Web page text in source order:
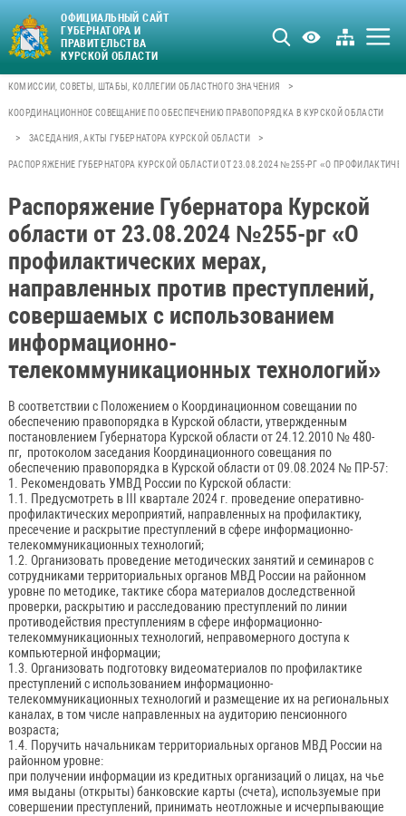
ОФИЦИАЛЬНЫЙ САЙТ
ГУБЕРНАТОРА И
ПРАВИТЕЛЬСТВА
КУРСКОЙ ОБЛАСТИ
КОМИССИИ, СОВЕТЫ, ШТАБЫ, КОЛЛЕГИИ ОБЛАСТНОГО ЗНАЧЕНИЯ >
КООРДИНАЦИОННОЕ СОВЕЩАНИЕ ПО ОБЕСПЕЧЕНИЮ ПРАВОПОРЯДКА В КУРСКОЙ ОБЛАСТИ
> ЗАСЕДАНИЯ, АКТЫ ГУБЕРНАТОРА КУРСКОЙ ОБЛАСТИ >
РАСПОРЯЖЕНИЕ ГУБЕРНАТОРА КУРСКОЙ ОБЛАСТИ ОТ 23.08.2024 №255-РГ «О
Распоряжение Губернатора Курской
области от 23.08.2024 №255-рг «О
профилактических мерах,
направленных против преступлений,
совершаемых с использованием
информационно-
телекоммуникационных технологий»
В соответствии с Положением о Координационном совещании по
обеспечению правопорядка в Курской области, утвержденным
постановлением Губернатора Курской области от 24.12.2010 № 480-
пг, протоколом заседания Координационного совещания по
обеспечению правопорядка в Курской области от 09.08.2024 № ПР-57:
1. Рекомендовать УМВД России по Курской области:
1.1. Предусмотреть в III квартале 2024 г. проведение оперативно-
профилактических мероприятий, направленных на профилактику,
пресечение и раскрытие преступлений в сфере информационно-
телекоммуникационных технологий;
1.2. Организовать проведение методических занятий и семинаров с
сотрудниками территориальных органов МВД России на районном
уровне по методике, тактике сбора материалов доследственной
проверки, раскрытию и расследованию преступлений по линии
противодействия преступлениям в сфере информационно-
телекоммуникационных технологий, неправомерного доступа к
компьютерной информации;
1.3. Организовать подготовку видеоматериалов по профилактике
преступлений с использованием информационно-
телекоммуникационных технологий и размещение их на региональных
каналах, в том числе направленных на аудиторию пенсионного
возраста;
1.4. Поручить начальникам территориальных органов МВД России на
районном уровне:
при получении информации из кредитных организаций о лицах, на чье
имя выданы (открыты) банковские карты (счета), используемые при
совершении преступлений, принимать неотложные и исчерпывающие